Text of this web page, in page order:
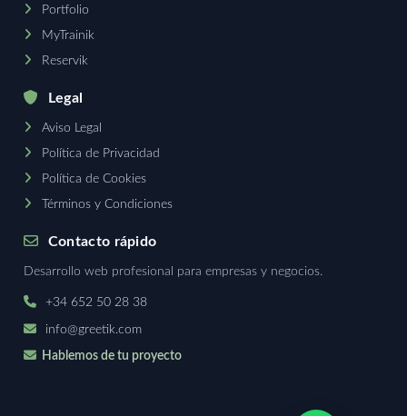
Portfolio
MyTrainik
Reservik
Legal
Aviso Legal
Política de Privacidad
Política de Cookies
Términos y Condiciones
Contacto rápido
Desarrollo web profesional para empresas y negocios.
+34 652 50 28 38
info@greetik.com
Hablemos de tu proyecto